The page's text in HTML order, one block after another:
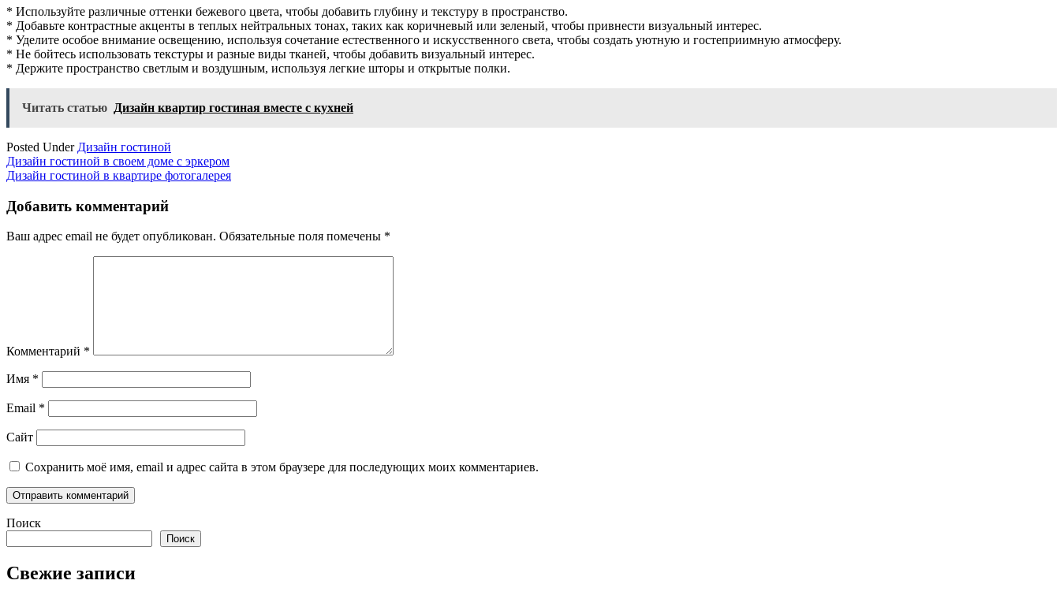
* Используйте различные оттенки бежевого цвета, чтобы добавить глубину и текстуру в пространство.
* Добавьте контрастные акценты в теплых нейтральных тонах, таких как коричневый или зеленый, чтобы привнести визуальный интерес.
* Уделите особое внимание освещению, используя сочетание естественного и искусственного света, чтобы создать уютную и гостеприимную атмосферу.
* Не бойтесь использовать текстуры и разные виды тканей, чтобы добавить визуальный интерес.
* Держите пространство светлым и воздушным, используя легкие шторы и открытые полки.
Читать статью Дизайн квартир гостиная вместе с кухней
Posted Under Дизайн гостиной
Навигация
по
записям
Дизайн гостиной в своем доме с эркером
Дизайн гостиной в квартире фотогалерея
Добавить комментарий
Ваш адрес email не будет опубликован. Обязательные поля помечены *
Комментарий *
Имя *
Email *
Сайт
Сохранить моё имя, email и адрес сайта в этом браузере для последующих моих комментариев.
Поиск
Поиск
Свежие записи